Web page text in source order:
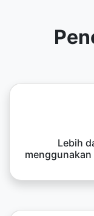
Lebih
menggunakan